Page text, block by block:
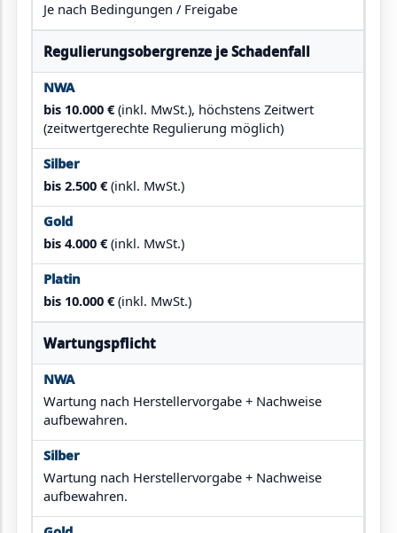
Je nach Bedingungen / Freigabe
Regulierungsobergrenze je Schadenfall
bis 10.000 €(inkl. MwSt.), höchstens Zeitwert
(zeitwertgerechte Regulierung möglich)
bis 2.500 €(inkl. MwSt.)
bis 4.000 €(inkl. MwSt.)
bis 10.000 €(inkl. MwSt.)
Wartungspflicht
Wartung nach Herstellervorgabe + Nachweise
aufbewahren.
Wartung nach Herstellervorgabe + Nachweise
aufbewahren.